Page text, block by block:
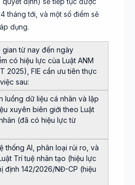
tháng tới, và một số điểm sẽ
dụng.
từ nay đến ngày
có hiệu lực của Luật ANM
2025), FIE cần ưu tiên thực
sau:
luồng dữ liệu cá nhân và lập
xuyên biên giới theo Luật
(đã có hiệu lực từ
thống AI, phân loại rủi ro, và
Trí tuệ nhân tạo (hiệu lực
định 142/2026/NĐ-CP (hiệu